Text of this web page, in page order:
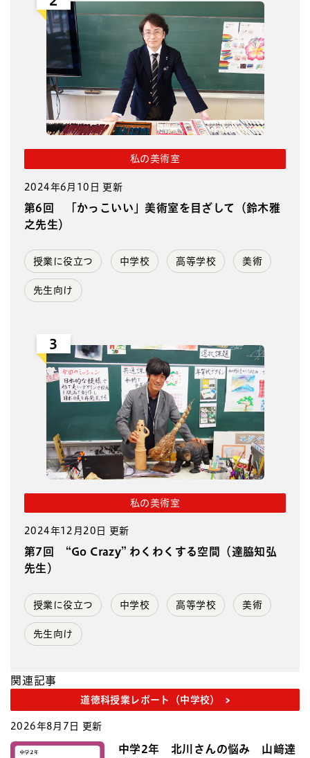
私の美術室
2024年6月10日 更新
第6回 「かっこいい」美術室を目ざして（鈴木雅
之先生）
授業に役立つ 中学校 高等学校 美術
先生向け
3
私の美術室
2024年12月20日 更新
第7回 “Go Crazy” わくわくする空間（達脇知弘
先生）
授業に役立つ 中学校 高等学校 美術
先生向け
関連記事
道徳科授業レポート（中学校）
2026年8月7日 更新
中学2年 北川さんの悩み 山﨑達